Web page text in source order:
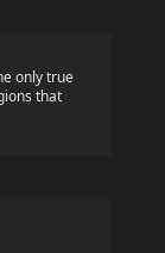
only true
that